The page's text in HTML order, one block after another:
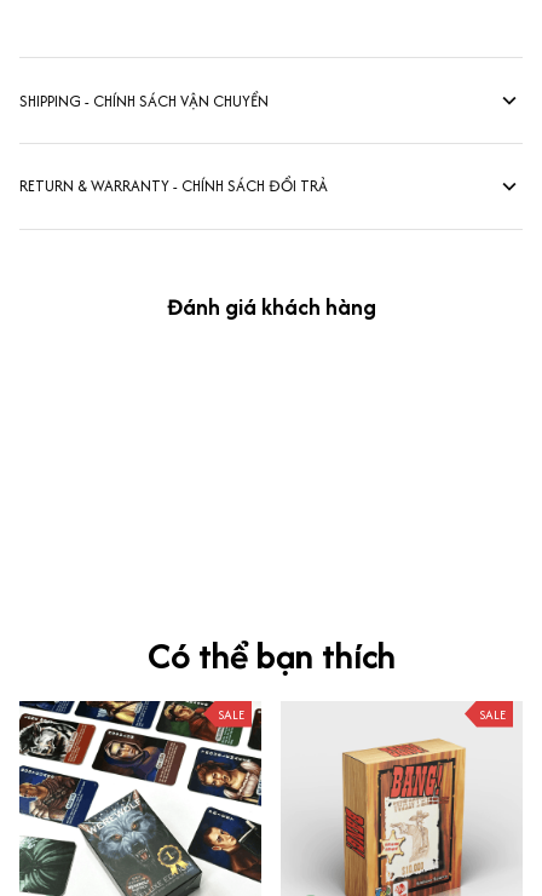
SHIPPING - CHÍNH SÁCH VẬN CHUYỂN
RETURN & WARRANTY - CHÍNH SÁCH ĐỔI TRẢ
Đánh giá khách hàng
Có thể bạn thích
SALE SALE